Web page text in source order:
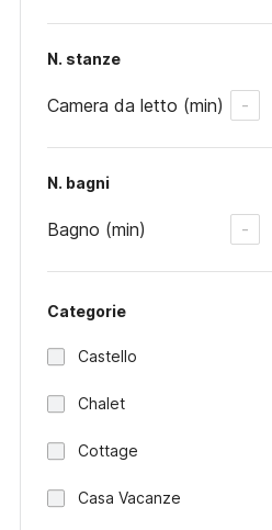
N. stanze
Camera da letto (min) -
N. bagni
Bagno (min) -
Categorie
Castello
Chalet
Cottage
Casa Vacanze